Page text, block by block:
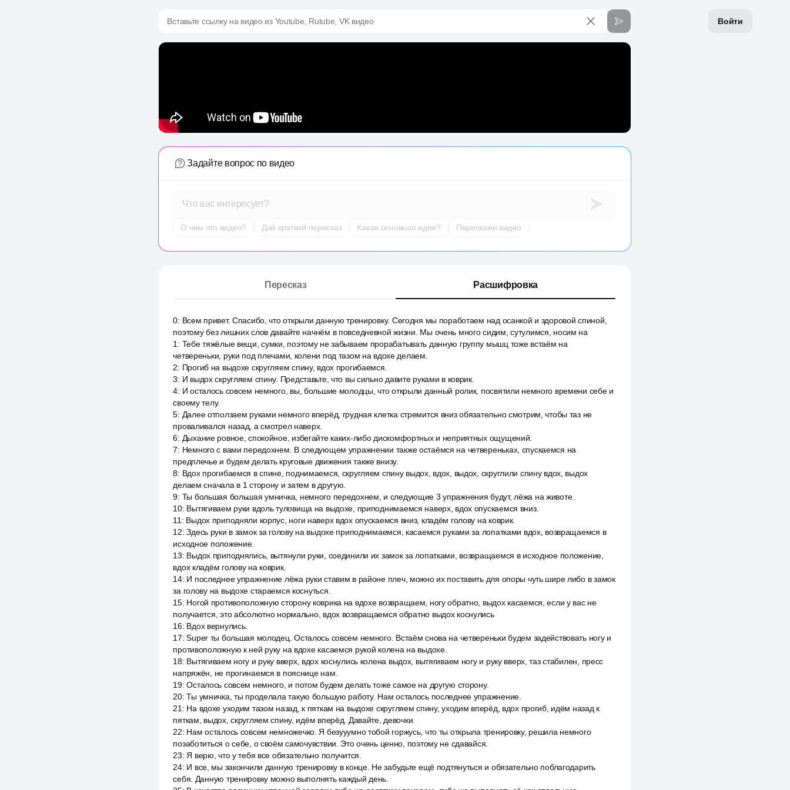
Войти
Вставьте ссылку на видео из Youtube, Rutube, VK видео
Задайте вопрос по видео
Что вас интересует?
О чем это видео? Дай краткий пересказ Какая основная идея? Перескажи видео
Пересказ Расшифровка
0: Всем привет. Спасибо, что открыли данную тренировку. Сегодня мы поработаем над осанкой и здоровой спиной,
поэтому без лишних слов давайте начнём в повседневной жизни. Мы очень много сидим, сутулимся, носим на
1 : Тебе тяжёлые вещи, сумки, поэтому не забываем прорабатывать данную группу мышц тоже встаём на
четвереньки, руки под плечами, колени под тазом на вдохе делаем.
2: Прогиб на выдохе скругляем спину, вдох прогибаемся.
3: И выдох скругляем спину. Представьте, что вы сильно давите руками в коврик.
4: И осталось совсем немного, вы, большие молодцы, что открыли данный ролик, посвятили немного времени себе и
своему телу.
5: Далее отползаем руками немного вперёд, грудная клетка стремится вниз обязательно смотрим, чтобы таз не
проваливался назад, а смотрел наверх.
6: Дыхание ровное, спокойное, избегайте каких-либо дискомфортных и неприятных ощущений.
7: Немного с вами передохнем. В следующем упражнении также остаёмся на четвереньках, спускаемся на
предплечье и будем делать круговые движения также внизу.
8: Вдох прогибаемся в спине, поднимаемся, скругляем спину выдох, вдох, выдох, скруглили спину вдох, выдох
делаем сначала в 1 сторону и затем в другую.
9: Ты большая большая умничка, немного передохнем, и следующие 3 упражнения будут, лёжа на животе.
10: Вытягиваем руки вдоль туловища на выдохе, приподнимаемся наверх, вдох опускаемся вниз.
11 : Выдох приподняли корпус, ноги наверх вдох опускаемся вниз, кладём голову на коврик.
12:Здесь руки в замок за голову на выдохе приподнимаемся, касаемся руками за лопатками вдох, возвращаемся в
исходное положение.
13: Выдох приподнялись, вытянули руки, соединили их замок за лопатками, возвращаемся в исходное положение,
вдох кладём голову на коврик.
14: И последнее упражнение лёжа руки ставим в районе плеч, можно их поставить для опоры чуть шире либо в замок
за голову на выдохе стараемся коснуться.
15: Ногой противоположную сторону коврика на вдохе возвращаем, ногу обратно, выдох касаемся, если у вас не
получается, это абсолютно нормально, вдох возвращаемся обратно выдох коснулись
16: Вдох вернулись.
17:Super ты большая молодец. Осталось совсем немного. Встаём снова на четвереньки будем задействовать ногу и
противоположную к ней руку на вдохе касаемся рукой колена на выдохе.
18: Вытягиваем ногу и руку вверх, вдох коснулись колена выдох, вытягиваем ногу и руку вверх, таз стабилен, пресс
напряжён, не прогинаемся в пояснице нам.
19:Осталось совсем немного, и потом будем делать тоже самое на другую сторону.
20:Ты умничка, ты проделала такую большую работу. Нам осталось последнее упражнение.
21 : На вдохе уходим тазом назад, к пяткам на выдохе скругляем спину, уходим вперёд, вдох прогиб, идём назад к
пяткам, выдох, скругляем спину, идём вперёд. Давайте, девочки.
22: Нам осталось совсем немножечко. Я безууумно тобой горжусь, что ты открыла тренировку, решила немного
позаботиться о себе, о своём самочувствии. Это очень ценно, поэтому не сдавайся.
23: Я верю, что у тебя все обязательно получится.
24: И все, мы закончили данную тренировку в конце. Не забудьте ещё подтянуться и обязательно поблагодарить
себя. Данную тренировку можно выполнять каждый день.